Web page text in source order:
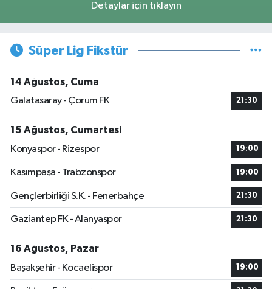
Detaylar için tıklayın
Süper Lig Fikstür
14 Ağustos, Cuma
Galatasaray - Çorum FK
21:30
15 Ağustos, Cumartesi
Konyaspor - Rizespor
19:00
Kasımpaşa - Trabzonspor 19:00
Gençlerbirliği S.K. - Fenerbahçe 21:30
Gaziantep FK - Alanyaspor 21:30
16 Ağustos, Pazar
Başakşehir - Kocaelispor
19:00